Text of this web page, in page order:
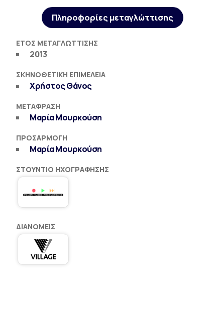
Πληροφορίες μεταγλώττισης
ΈΤΟΣ ΜΕΤΑΓΛΏΤΤΙΣΗΣ
2013
ΣΚΗΝΟΘΕΤΙΚΉ ΕΠΙΜΈΛΕΙΑ
Χρήστος Θάνος
ΜΕΤΆΦΡΑΣΗ
Μαρία Μουρκούση
ΠΡΟΣΑΡΜΟΓΉ
Μαρία Μουρκούση
ΣΤΟΎΝΤΙΟ ΗΧΟΓΡΆΦΗΣΗΣ
ΔΙΑΝΟΜΕΊΣ